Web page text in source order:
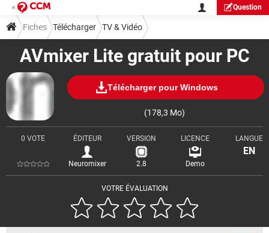
Question
AVmixer Lite gratuit pour PC
Télécharger pour Windows
(178,3 Mo)
VOTRE ÉVALUATION
0 VOTE ÉDITEUR
Neuromixer
VERSION
2.8
LICENCE
Demo
LANGUE
EN
Fiches Télécharger TV & Vidéo